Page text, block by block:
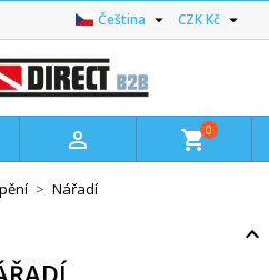
CZK Kč 
Čeština 
 shopping_cart0
Nářadí